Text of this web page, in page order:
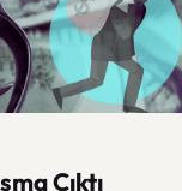
Çıktı